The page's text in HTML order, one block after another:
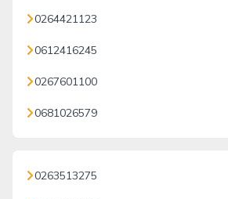
0264421123
0612416245
0267601100
0681026579
0263513275